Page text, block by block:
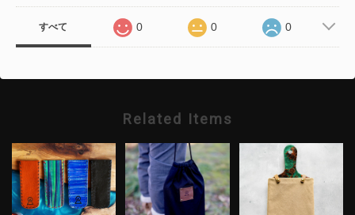
すべて 0 0 0
Related Items